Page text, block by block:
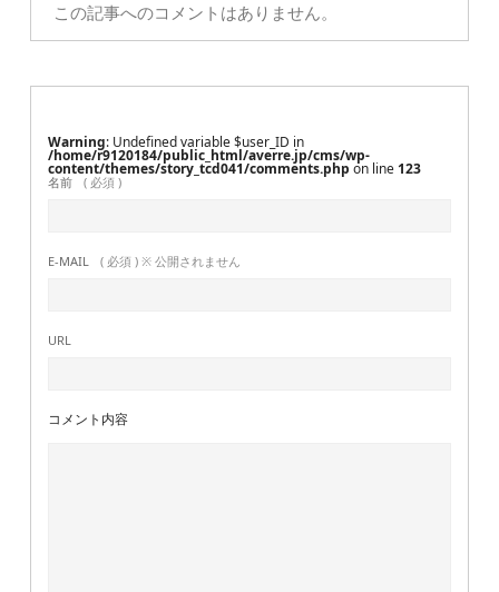
この記事へのコメントはありません。
Warning : Undefined variable $user_ID in
/home/r9120184/public_html/averre.jp/cms/wp-
content/themes/story_tcd041/comments.php on line 123
名前 ( 必須 )
E-MAIL ( 必須 ) ※ 公開されません
URL
コメント内容